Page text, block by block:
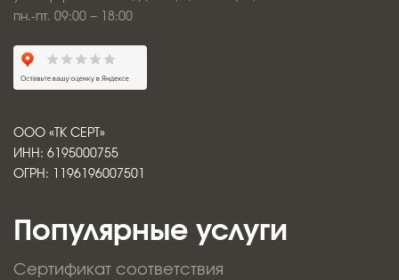
Популярные услуги
Сертификат соответствия
пн.-пт. 09:00 − 18:00
ООО «ТК СЕРТ»
ИНН: 6195000755
ОГРН: 1196196007501